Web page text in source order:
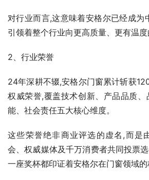
对行业而言,这意味着安格尔已经成为
引领着整个行业向更高质量、更有温度
2、行业荣誉
24年深耕不辍,安格尔门窗累计斩获
权威荣誉,覆盖技术创新、产品品质
能、社会责任五大核心维度。
这些荣誉绝非商业评选的虚名,而是
会、权威媒体及千万消费者共同投票
一座奖杯都印证着安格尔在门窗领域的